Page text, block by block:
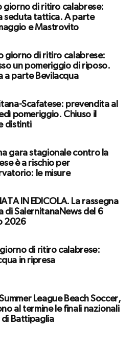
giorno di ritiro calabrese:
seduta tattica. A parte
e Mastrovito
giorno di ritiro calabrese:
un pomeriggio di riposo.
a parte Bevilacqua
Scafatese: prevendita al
pomeriggio. Chiuso il
distinti
gara stagionale contro la
è a rischio per
le misure
IN EDICOLA. La rassegna
di SalernitanaNews del 6
2026
di ritiro calabrese:
in ripresa
League Beach Soccer,
al termine le finali nazionali
di Battipaglia